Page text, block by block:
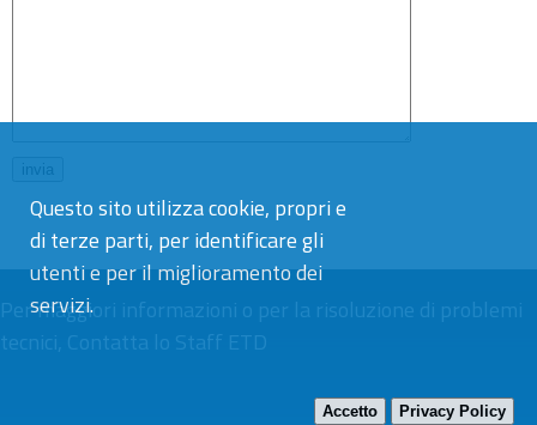
Questo sito utilizza cookie, propri e
di terze parti, per identificare gli
utenti e per il miglioramento dei
servizi.
Accetto Privacy Policy
Per maggiori informazioni o per la risoluzione di problemi
tecnici, Contatta lo Staff ETD